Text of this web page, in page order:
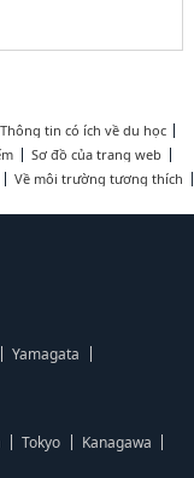
Thông tin có ích về du học
Sơ đồ của trang web
Về môi trường tương thích
Yamagata
Tokyo
Kanagawa